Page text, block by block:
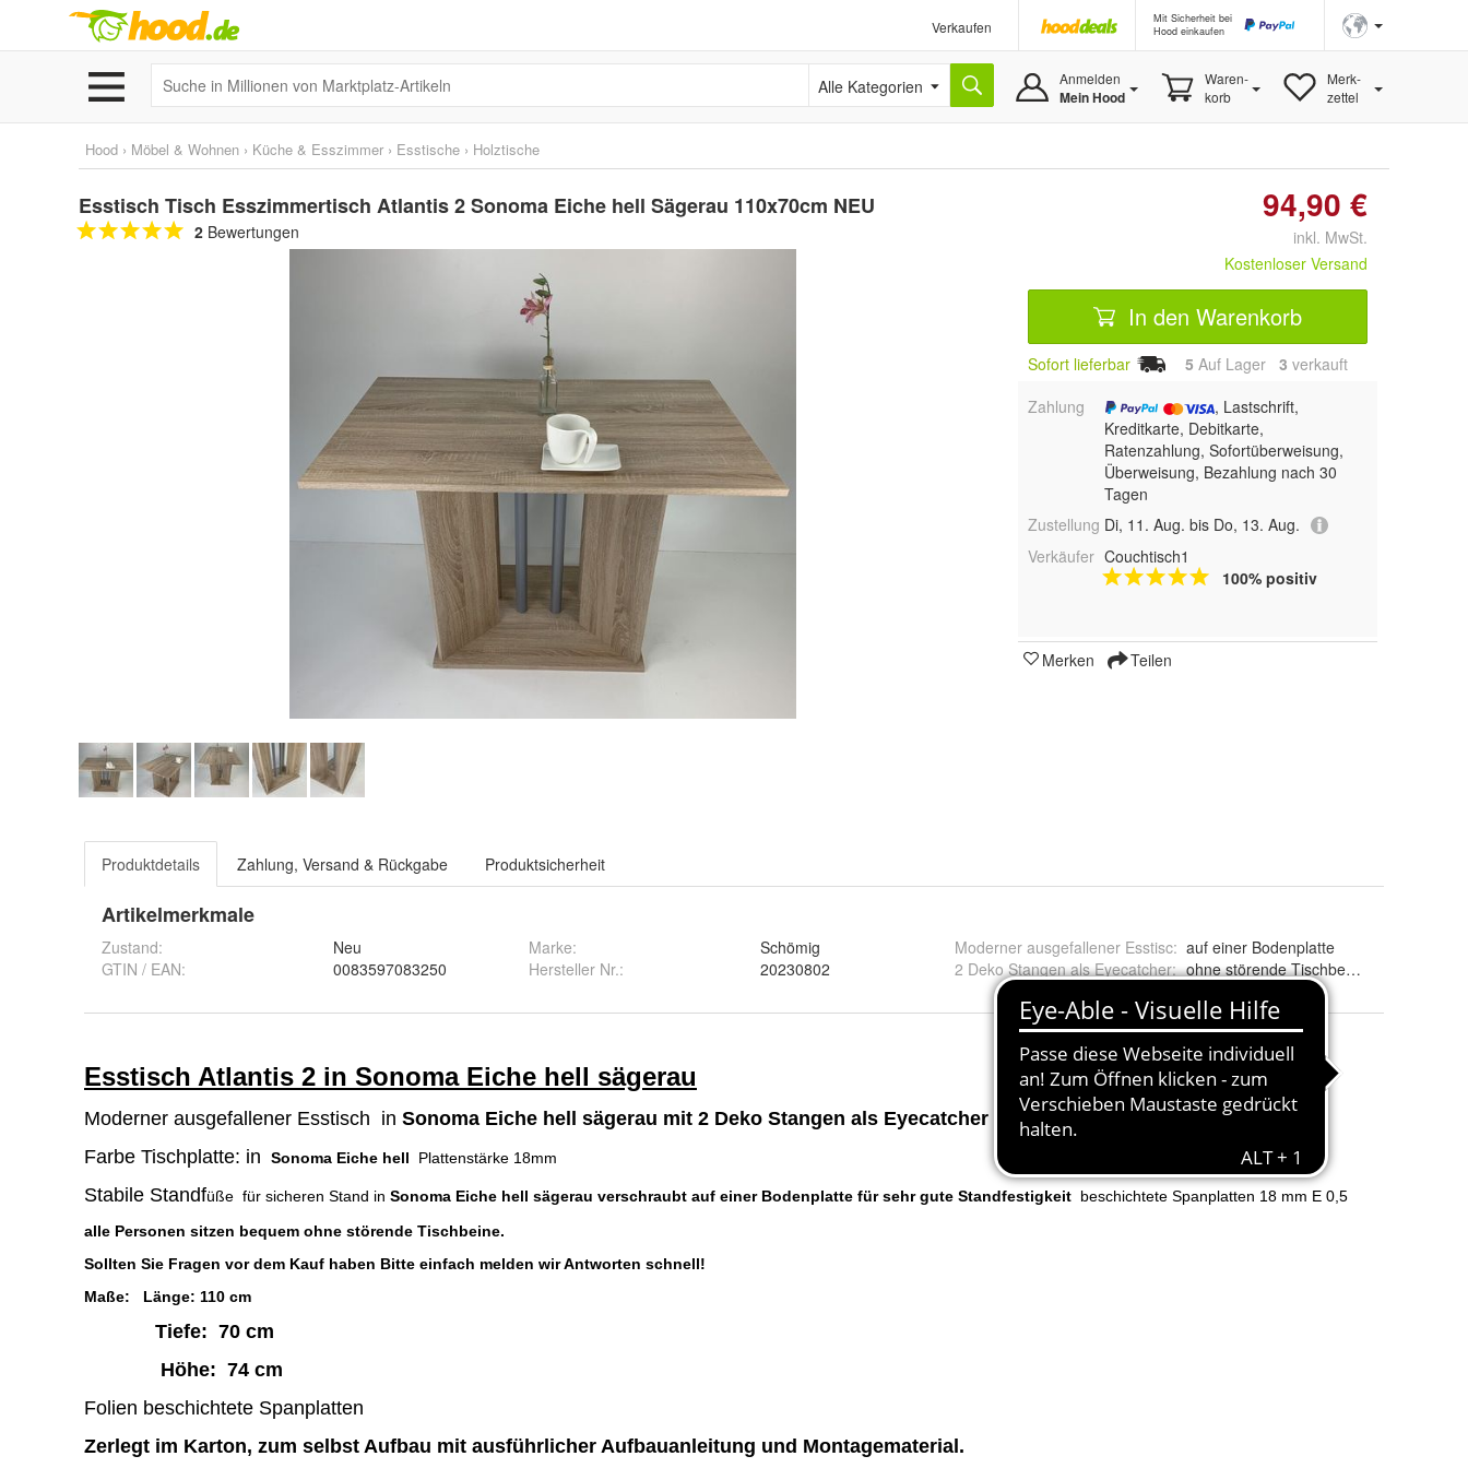
Verkaufen
Mit Sicherheit bei
Hood einkaufen
Alle Kategorien Anmelden
Mein Hood
Waren-
korb
Merk-
zettel
Hood › Möbel & Wohnen › Küche & Esszimmer › Esstische › Holztische
Esstisch Tisch Esszimmertisch Atlantis 2 Sonoma Eiche hell Sägerau 110x70cm NEU
2 Bewertungen
94,90 €
inkl. MwSt.
Kostenloser Versand
In den Warenkorb
Sofort lieferbar 5 Auf Lager 3 verkauft
Zahlung
, Lastschrift,
Kreditkarte, Debitkarte,
Ratenzahlung, Sofortüberweisung,
Überweisung, Bezahlung nach 30
Tagen
Zustellung Di, 11. Aug. bis Do, 13. Aug.
Verkäufer Couchtisch1
100% positiv
Merken Teilen
Produktdetails Zahlung, Versand & Rückgabe Produktsicherheit
Artikelmerkmale
Zustand:
Neu
GTIN / EAN:
0083597083250
Marke:
Schömig
Hersteller Nr.:
20230802
Moderner ausgefallener Esstisc: auf einer Bodenplatte
2 Deko Stangen als Eyecatcher: ohne störende Tischbeine